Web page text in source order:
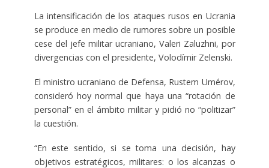
La intensificación de los ataques rusos en Ucrania
se produce en medio de rumores sobre un posible
cese del jefe militar ucraniano, Valeri Zaluzhni, por
divergencias con el presidente, Volodímir Zelenski.
El ministro ucraniano de Defensa, Rustem Umérov,
consideró hoy normal que haya una “rotación de
personal” en el ámbito militar y pidió no “politizar”
la cuestión.
“En este sentido, si se toma una decisión, hay
objetivos estratégicos, militares: o los alcanzas o